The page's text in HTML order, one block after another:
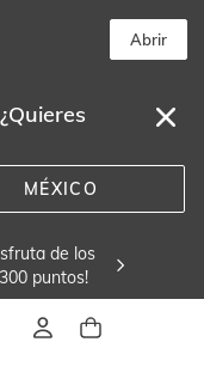
Abrir
MÉXICO
de los
puntos!